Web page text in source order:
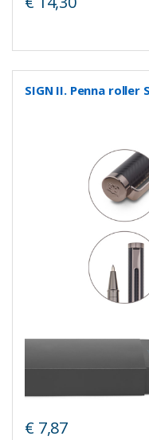
SIGN II. Penna roller
€ 7,87